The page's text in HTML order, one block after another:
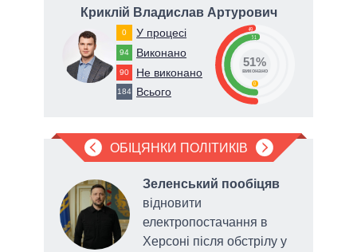
Криклій Владислав Артурович
0 У процесі
94 Виконано
90 Не виконано
184 Всього
49
51
0
51%
виконано
ОБІЦЯНКИ ПОЛІТИКІВ
Зеленський пообіцяв
відновити
електропостачання в
Херсоні після обстрілу у